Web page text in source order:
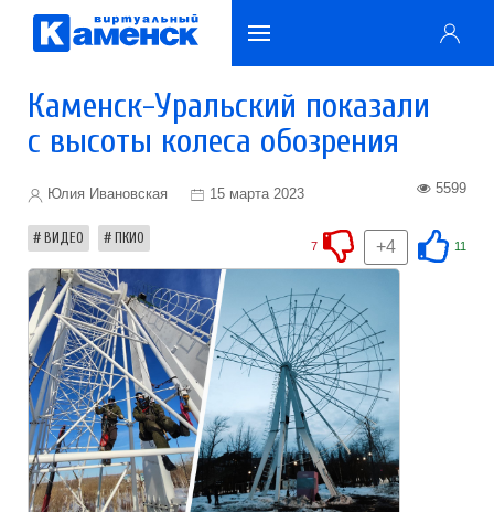
Каменск-Уральский показали
с высоты колеса обозрения
Юлия Ивановская 15 марта 2023 5599
ВИДЕО ПКИО 11
+4
7